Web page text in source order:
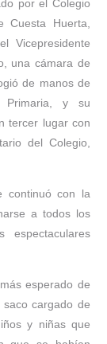
por el Colegio
Huerta,
Vicepresidente
una cámara de
de manos de
Primaria, y su
tercer lugar con
del Colegio,
continuó con la
a todos los
esperado de
cargado de
y niñas que